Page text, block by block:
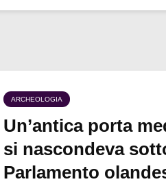
ARCHEOLOGIA
Un’antica porta
si nascondeva
Parlamento